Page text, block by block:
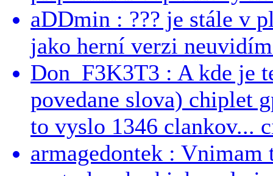
aDDmin : ??? je stále v
jako herní verzi
Don_F3K3T3 : A kde je
povedane slova) chiplet
to vyslo 1346 clankov...
armagedontek : Vnimam